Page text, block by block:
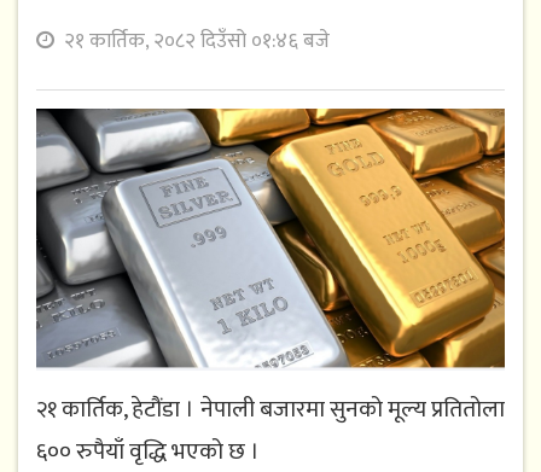
२१ कार्तिक, २०८२ दिउँसो ०१:४६ बजे
२१ कार्तिक, हेटौंडा । नेपाली बजारमा सुनको मूल्य प्रतितोला
६०० रुपैयाँ वृद्धि भएको छ ।